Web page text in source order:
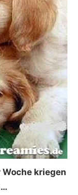
kriegen